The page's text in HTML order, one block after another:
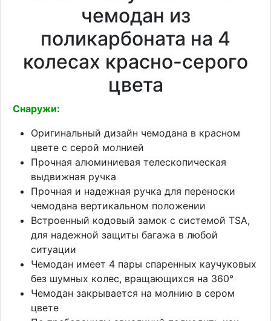
чемодан из
поликарбоната на 4
колесах красно-серого
цвета
Снаружи:
Оригинальный дизайн чемодана в красном
цвете с серой молнией
Прочная алюминиевая телескопическая
выдвижная ручка
Прочная и надежная ручка для переноски
чемодана вертикальном положении
Встроенный кодовый замок с системой TSA,
для надежной защиты багажа в любой
ситуации
Чемодан имеет 4 пары спаренных каучуковых
без шумных колес, вращающихся на 360°
Чемодан закрывается на молнию в сером
цвете